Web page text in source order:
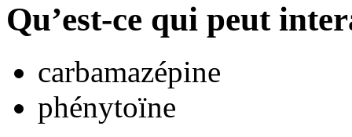
Qu’est-ce qui peut
carbamazépine
phénytoïne